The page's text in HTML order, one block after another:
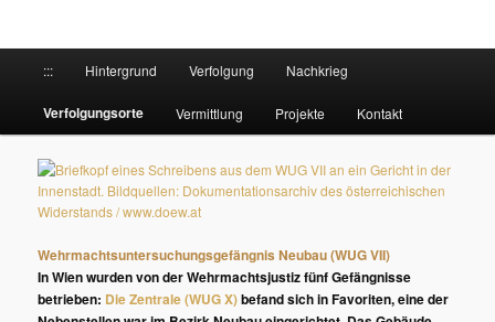
Zum Inhalt wechseln
Zum sekundären Inhalt wechseln
::: Hintergrund Verfolgung Nachkrieg
Verfolgungsorte Vermittlung Projekte Kontakt
Wehrmachtsuntersuchungsgefängnis Neubau (WUG VII)
In Wien wurden von der Wehrmachtsjustiz fünf Gefängnisse
betrieben: Die Zentrale (WUG X)befand sich in Favoriten, eine der